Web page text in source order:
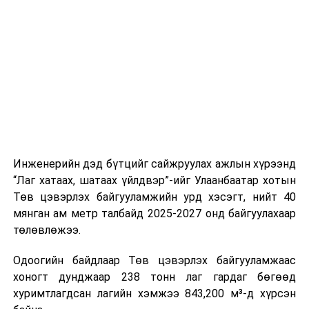
өдөр тутмын ажлын бэлэн байдлыг хангах зэрэг
практик ур чадварыг сургалтын хөтөлбөрт тусгажээ.
Сургалтыг танилцуулах лекц, асуулт-хариулт,
жишээнд суурилсан сургалт, багаар ажиллах дасгал,
танилцах, онцгой нөхцөлд ажиллах дадлага зэрэг
онол, практик хосолсон хэлбэрээр зохион байгуулж
байна.
Инженерийн дэд бүтцийг сайжруулах ажлын хүрээнд
“Лаг хатаах, шатаах үйлдвэр”-ийг Улаанбаатар хотын
Төв цэвэрлэх байгууламжийн урд хэсэгт, нийт 40
мянган ам метр талбайд 2025-2027 онд байгуулахаар
төлөвлөжээ.
Одоогийн байдлаар Төв цэвэрлэх байгууламжаас
хоногт дунджаар 238 тонн лаг гардаг бөгөөд
хуримтлагдсан лагийн хэмжээ 843,200 м³-д хүрсэн